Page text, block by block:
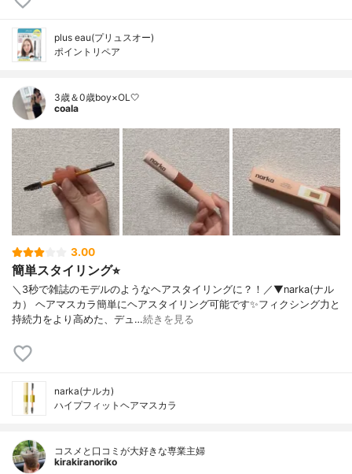
plus eau(プリュスオー)
ポイントリペア
3歳＆0歳boy×OL🤍
coala
3.00
簡単スタイリング⭐︎
＼3秒で雑誌のモデルのようなヘアスタイリングに？！／▼narka(ナル
カ） ヘアマスカラ簡単にヘアスタイリング可能です✨フィクシング力と
持続力をより高めた、デュ…続きを見る
narka(ナルカ)
ハイプフィットヘアマスカラ
コスメと口コミが大好きな専業主婦
kirakiranoriko